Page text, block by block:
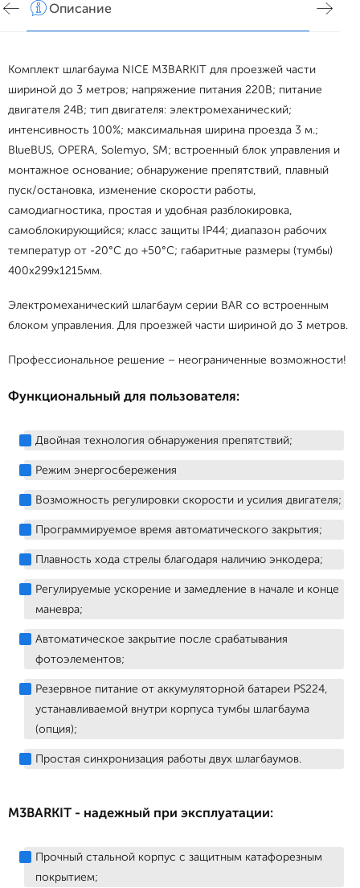
Описание
Комплект шлагбаума NICE M3BARKIT для проезжей части
шириной до 3 метров; напряжение питания 220В; питание
двигателя 24В; тип двигателя: электромеханический;
интенсивность 100%; максимальная ширина проезда 3 м.;
BlueBUS, OPERA, Solemyo, SM; встроенный блок управления и
монтажное основание; обнаружение препятствий, плавный
пуск/остановка, изменение скорости работы,
самодиагностика, простая и удобная разблокировка,
самоблокирующийся; класс защиты IP44; диапазон рабочих
температур от -20°С до +50°С; габаритные размеры (тумбы)
400х299х1215мм.
Электромеханический шлагбаум серии BAR со встроенным
блоком управления. Для проезжей части шириной до 3 метров.
Профессиональное решение – неограниченные возможности!
Функциональный для пользователя:
Двойная технология обнаружения препятствий;
Режим энергосбережения
Возможность регулировки скорости и усилия двигателя;
Программируемое время автоматического закрытия;
Плавность хода стрелы благодаря наличию энкодера;
Регулируемые ускорение и замедление в начале и конце
маневра;
Автоматическое закрытие после срабатывания
фотоэлементов;
Резервное питание от аккумуляторной батареи PS224,
устанавливаемой внутри корпуса тумбы шлагбаума
(опция);
Простая синхронизация работы двух шлагбаумов.
M3BARKIT - надежный при эксплуатации:
Прочный стальной корпус с защитным катафорезным
покрытием;